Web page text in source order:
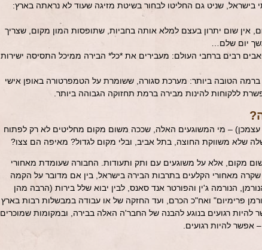
בישראל, שניט גם החליטו לבחור בשיטת מזיגה שעוד לא נראתה בארץ:
אין שום יתרון בעצם למלא אותה בחביות, שתופסות המון מקום, שצריך
יום שלם…
רבים ברחבי העולם: מעבירים את *כל* הבירה ממיכל התסיסה ישירות
הטובה ביותר: מערכת סגורה, ששומרת על הטמפרטורה באופן אישי
ללקוחות להינות מבירה ברמת תחזוקה הגבוהה ביותר.
– מי המשוגעים האלה, שככה משום מקום מחליטים לא רק לפתוח
שלא משווקת החוצה, בתל אביב, ובלי מקום לגדול? מאיפה הם צצו?
מקום, אלא על משוגעים עם ותק ותעודות. החבורה שעומדת מאחורי
מאחורי הקלעים בתרבות הבירה בישראל, בין אם מדובר על הקמה
הנורמה ג'ין והפורטר אנד סאנס, לבין יבוא שלל בירות (הרבה מהן
פרימיום" ואח"כ הכרם, ועד החזקה של או עבודה במבשלות רבות בארץ
להיות רגועים בנוגע להבנה של החבר'ה האלה בבירה, ובמקומות שמוכרים
אפשר להיות רגועים.